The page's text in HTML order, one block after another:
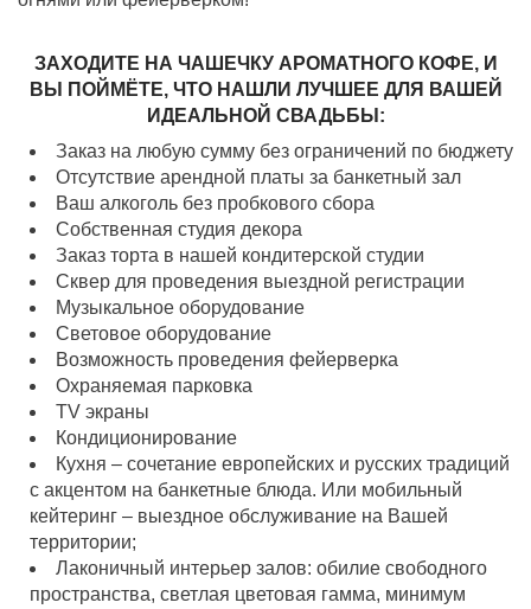
ЗАХОДИТЕ НА ЧАШЕЧКУ АРОМАТНОГО КОФЕ, И
ВЫ ПОЙМЁТЕ, ЧТО НАШЛИ ЛУЧШЕЕ ДЛЯ ВАШЕЙ
ИДЕАЛЬНОЙ СВАДЬБЫ:
Заказ на любую сумму без ограничений по бюджету
Отсутствие арендной платы за банкетный зал
Ваш алкоголь без пробкового сбора
Собственная студия декора
Заказ торта в нашей кондитерской студии
Сквер для проведения выездной регистрации
Музыкальное оборудование
Световое оборудование
Возможность проведения фейерверка
Охраняемая парковка
TV экраны
Кондиционирование
Кухня – сочетание европейских и русских традиций
с акцентом на банкетные блюда. Или мобильный
кейтеринг – выездное обслуживание на Вашей
территории;
Лаконичный интерьер залов: обилие свободного
пространства, светлая цветовая гамма, минимум